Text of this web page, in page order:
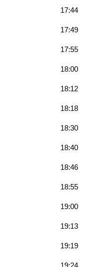
17:44
17:49
17:55
18:00
18:12
18:18
18:30
18:40
18:46
18:55
19:00
19:13
19:19
19:24